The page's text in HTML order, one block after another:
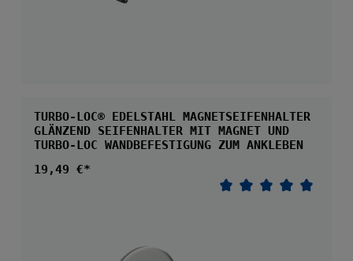
TURBO-LOC® EDELSTAHL MAGNETSEIFENHALTER
GLÄNZEND SEIFENHALTER MIT MAGNET UND
TURBO-LOC WANDBEFESTIGUNG ZUM ANKLEBEN
Regulärer Preis:
19,49 €*